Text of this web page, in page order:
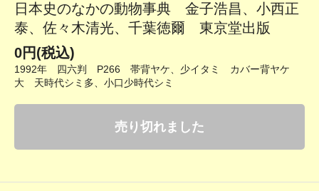
日本史のなかの動物事典 金子浩昌、小西正
泰、佐々木清光、千葉徳爾 東京堂出版
0円(税込)
1992年 四六判 P266 帯背ヤケ、少イタミ カバー背ヤケ
大 天時代シミ多、小口少時代シミ
売り切れました